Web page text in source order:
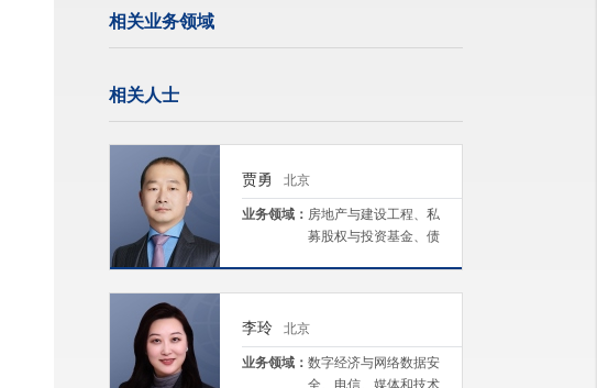
相关业务领域
相关人士
贾勇 北京
业务领域： 房地产与建设工程、私
募股权与投资基金、债
李玲 北京
业务领域： 数字经济与网络数据安
全、电信、媒体和技术